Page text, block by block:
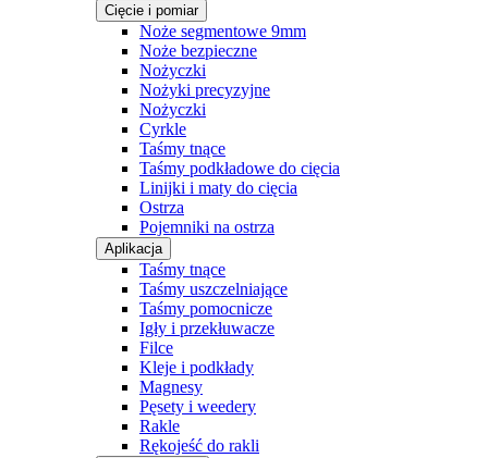
Cięcie i pomiar
Noże segmentowe 9mm
Noże bezpieczne
Nożyczki
Nożyki precyzyjne
Nożyczki
Cyrkle
Taśmy tnące
Taśmy podkładowe do cięcia
Linijki i maty do cięcia
Ostrza
Pojemniki na ostrza
Aplikacja
Taśmy tnące
Taśmy uszczelniające
Taśmy pomocnicze
Igły i przekłuwacze
Filce
Kleje i podkłady
Magnesy
Pęsety i weedery
Rakle
Rękojeść do rakli